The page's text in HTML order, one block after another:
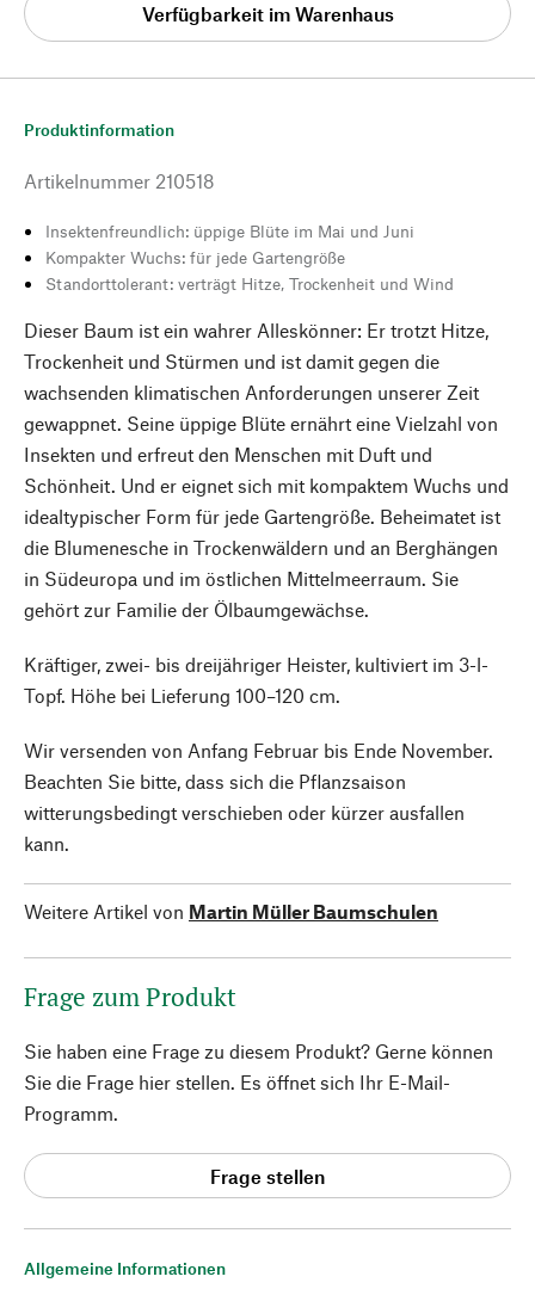
Verfügbarkeit im Warenhaus
Allgemeine Informationen
Produktinformation
Artikelnummer 210518
Insektenfreundlich: üppige Blüte im Mai und Juni
Kompakter Wuchs: für jede Gartengröße
Standorttolerant: verträgt Hitze, Trockenheit und Wind
Dieser Baum ist ein wahrer Alleskönner: Er trotzt Hitze,
Trockenheit und Stürmen und ist damit gegen die
wachsenden klimatischen Anforderungen unserer Zeit
gewappnet. Seine üppige Blüte ernährt eine Vielzahl von
Insekten und erfreut den Menschen mit Duft und
Schönheit. Und er eignet sich mit kompaktem Wuchs und
idealtypischer Form für jede Gartengröße. Beheimatet ist
die Blumenesche in Trockenwäldern und an Berghängen
in Südeuropa und im östlichen Mittelmeerraum. Sie
gehört zur Familie der Ölbaumgewächse.
Kräftiger, zwei- bis dreijähriger Heister, kultiviert im 3-l-
Topf. Höhe bei Lieferung 100–120 cm.
Wir versenden von Anfang Februar bis Ende November.
Beachten Sie bitte, dass sich die Pflanzsaison
witterungsbedingt verschieben oder kürzer ausfallen
kann.
Weitere Artikel von Martin Müller Baumschulen
Frage zum Produkt
Sie haben eine Frage zu diesem Produkt? Gerne können
Sie die Frage hier stellen. Es öffnet sich Ihr E-Mail-
Programm.
Frage stellen